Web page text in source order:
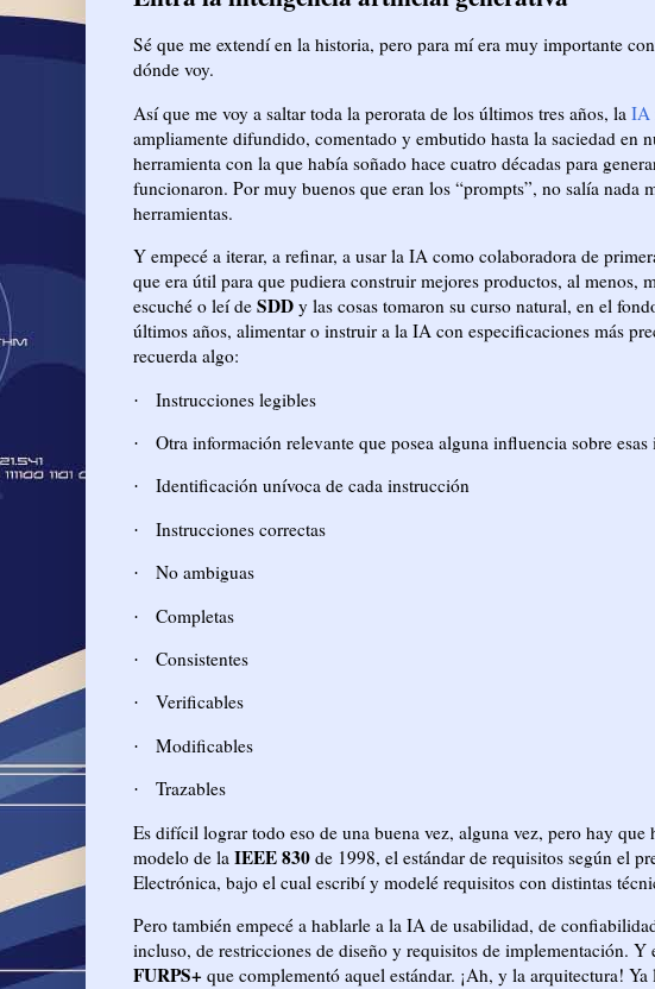
Sé que me extendí en la historia, pero para mí era muy importante
dónde voy.
Así que me voy a saltar toda la perorata de los últimos tres años, la IA
ampliamente difundido, comentado y embutido hasta la saciedad en
herramienta con la que había soñado hace cuatro décadas para
funcionaron. Por muy buenos que eran los “prompts”, no salía nada
herramientas.
Y empecé a iterar, a refinar, a usar la IA como colaboradora de
que era útil para que pudiera construir mejores productos, al menos,
escuché o leí de SDD y las cosas tomaron su curso natural, en el
últimos años, alimentar o instruir a la IA con especificaciones más
recuerda algo:
· Instrucciones legibles
· Otra información relevante que posea alguna influencia sobre esas
· Identificación unívoca de cada instrucción
· Instrucciones correctas
· No ambiguas
· Completas
· Consistentes
· Verificables
· Modificables
·
Trazables
Es difícil lograr todo eso de una buena vez, alguna vez, pero hay
modelo de la IEEE 830 de 1998, el estándar de requisitos según el
Electrónica, bajo el cual escribí y modelé requisitos con distintas
Pero también empecé a hablarle a la IA de usabilidad, de
incluso, de restricciones de diseño y requisitos de implementación. Y
FURPS+ que complementó aquel estándar. ¡Ah, y la arquitectura! Ya